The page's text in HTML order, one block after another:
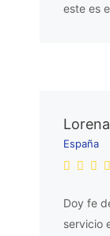
este es
España
Doy fe
servicio